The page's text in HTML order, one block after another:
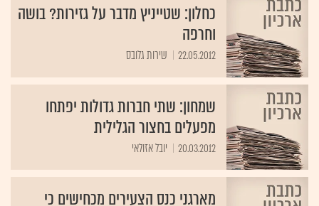
כחלון: שטייניץ מדבר על גזירות? בושה
וחרפה
22.05.2012 שירות גלובס
שמחון: שתי חברות גדולות יפתחו
מפעלים בחצור הגלילית
20.03.2012 יובל אזולאי
מארגני כנס הצעירים מכחישים כי